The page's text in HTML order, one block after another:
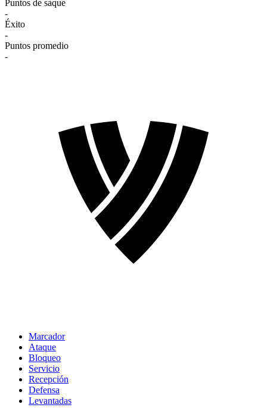
Puntos de saque
-
Éxito
-
Puntos promedio
-
Marcador
Ataque
Bloqueo
Servicio
Recepción
Defensa
Levantadas